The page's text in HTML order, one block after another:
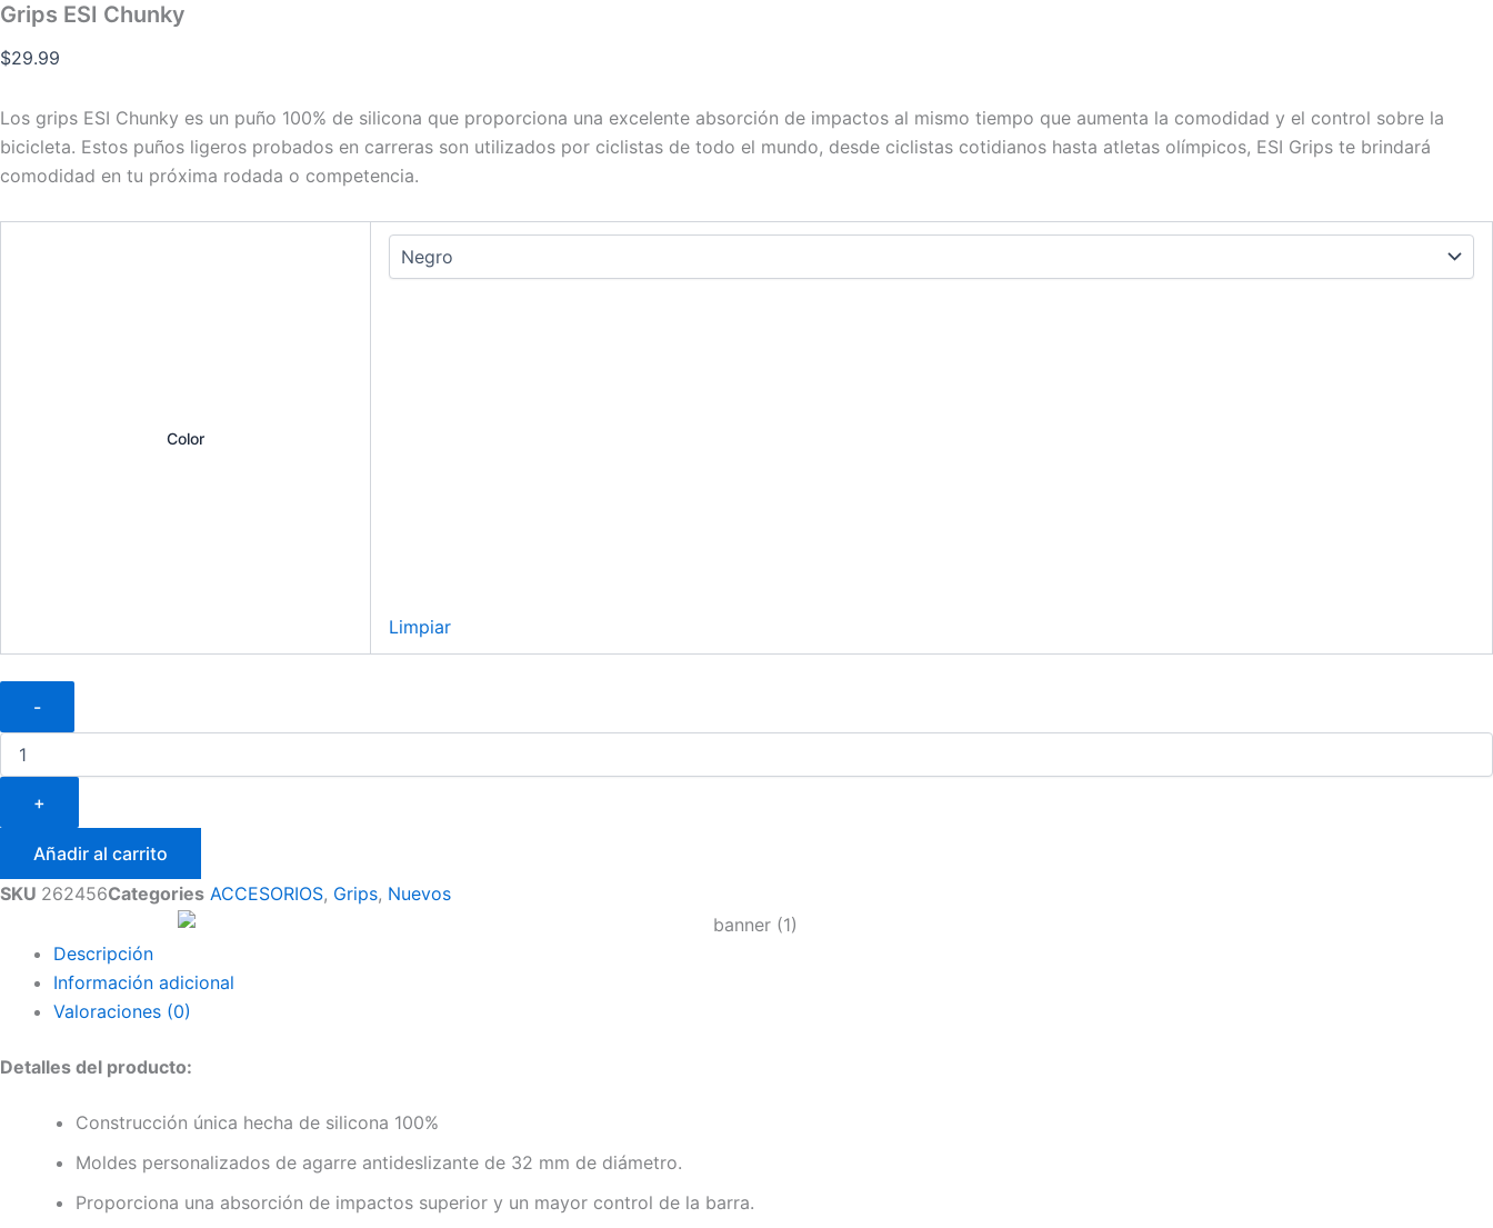
Grips ESI Chunky
$29.99
Los grips ESI Chunky es un puño 100% de silicona que proporciona una excelente absorción de impactos al mismo tiempo que aumenta la comodidad y el control sobre la
bicicleta. Estos puños ligeros probados en carreras son utilizados por ciclistas de todo el mundo, desde ciclistas cotidianos hasta atletas olímpicos, ESI Grips te brindará
comodidad en tu próxima rodada o competencia.
Color
Limpiar
-
+
Añadir al carrito
SKU 262456Categories ACCESORIOS, Grips, Nuevos
Descripción
Información adicional
Valoraciones (0)
Detalles del producto:
Construcción única hecha de silicona 100%
Moldes personalizados de agarre antideslizante de 32 mm de diámetro.
Proporciona una absorción de impactos superior y un mayor control de la barra.